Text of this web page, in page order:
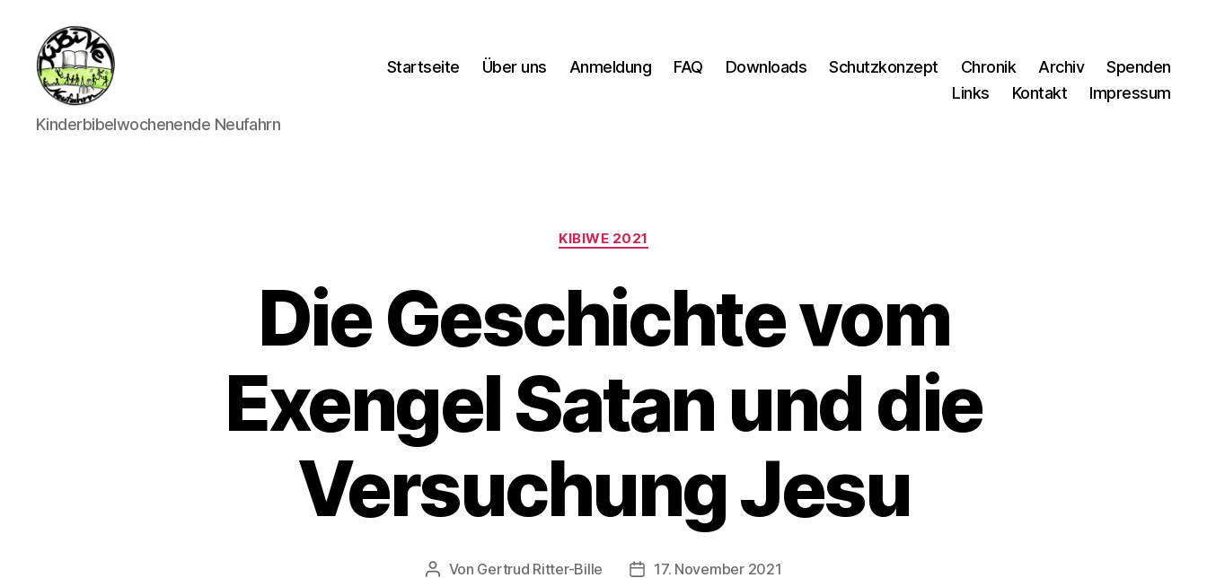
kibiwe
Kinderbibelwochenende Neufahrn
Startseite Über uns Anmeldung FAQ Downloads Schutzkonzept Chronik Archiv
Spenden
Links
Kontakt Impressum
Kategorien
KIBIWE 2021
Die Geschichte vom
Exengel Satan und die
Versuchung Jesu
Beitragsautor
Von Gertrud Ritter-Bille Veröffentlichungsdatum
17. November 2021